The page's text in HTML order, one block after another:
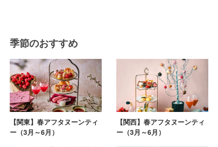
季節のおすすめ
【関東】春アフタヌーンティ
ー（3月～6月）
【関西】春アフタヌーンティ
ー（3月～6月）